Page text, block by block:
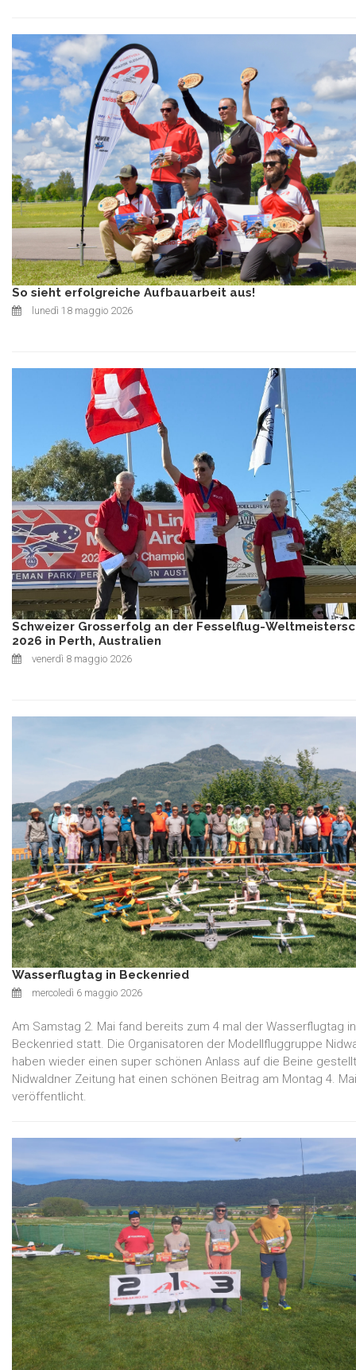
So sieht erfolgreiche Aufbauarbeit aus!
lunedì 18 maggio 2026
Schweizer Grosserfolg an der Fesselflug-
2026 in Perth, Australien
venerdì 8 maggio 2026
Wasserflugtag in Beckenried
mercoledì 6 maggio 2026
Am Samstag 2. Mai fand bereits zum 4 mal der Wasserflugtag in
Beckenried statt. Die Organisatoren der Modellfluggruppe
haben wieder einen super schönen Anlass auf die Beine
Nidwaldner Zeitung hat einen schönen Beitrag am Montag 4.
veröffentlicht.